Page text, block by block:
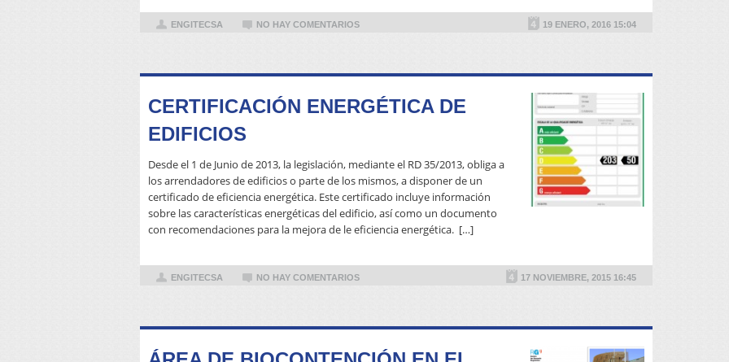
ENGITECSA NO HAY COMENTARIOS 19 ENERO, 2016 15:04
CERTIFICACIÓN ENERGÉTICA DE
EDIFICIOS
Desde el 1 de Junio de 2013, la legislación, mediante el RD 35/2013, obliga a
los arrendadores de edificios o parte de los mismos, a disponer de un
certificado de eficiencia energética. Este certificado incluye información
sobre las características energéticas del edificio, así como un documento
con recomendaciones para la mejora de le eficiencia energética. […]
ENGITECSA NO HAY COMENTARIOS 17 NOVIEMBRE, 2015 16:45